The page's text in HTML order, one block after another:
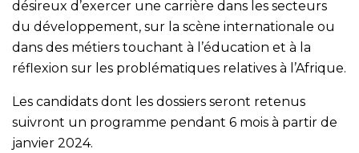
désireux d’exercer une carrière dans les secteurs
du développement, sur la scène internationale ou
dans des métiers touchant à l’éducation et à la
réflexion sur les problématiques relatives à l’Afrique.
Les candidats dont les dossiers seront retenus
suivront un programme pendant 6 mois à partir de
janvier 2024.